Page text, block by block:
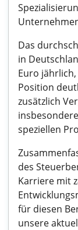
Das
in
Euro
Position
zusätzlich
speziellen
des
Karriere mit
für diesen
unsere